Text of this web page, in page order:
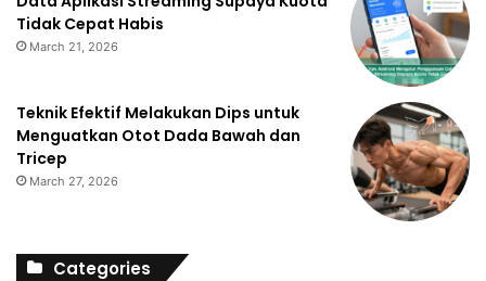
Tidak Cepat Habis
March 21, 2026
Teknik Efektif Melakukan Dips untuk
Menguatkan Otot Dada Bawah dan
Tricep
March 27, 2026
Categories